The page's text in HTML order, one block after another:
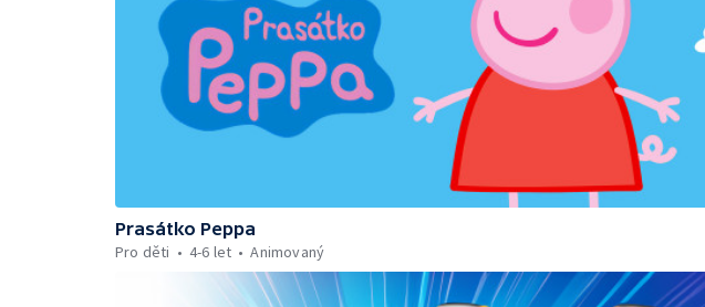
Prasátko Peppa
Pro děti
4-6 let Animovaný